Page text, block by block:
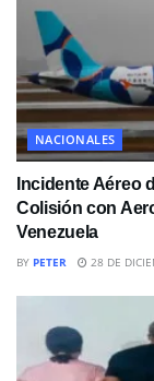
NACIONALES
Incidente Aéreo
Colisión con
Venezuela
BY PETER 28 DE